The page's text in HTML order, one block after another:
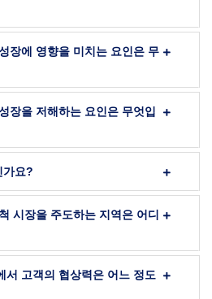
장에 영향을 미치는 요인은 무
장을 저해하는 요인은 무엇입
가요?
시장을 주도하는 지역은 어디
서 고객의 협상력은 어느 정도